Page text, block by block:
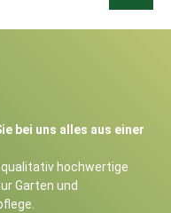
bei uns alles aus einer
hochwertige
Garten und